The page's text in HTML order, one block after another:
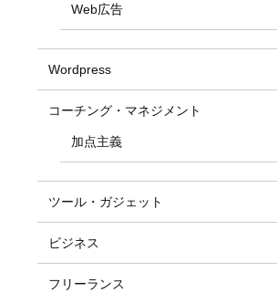
Web広告
Wordpress
コーチング・マネジメント
加点主義
ツール・ガジェット
ビジネス
フリーランス